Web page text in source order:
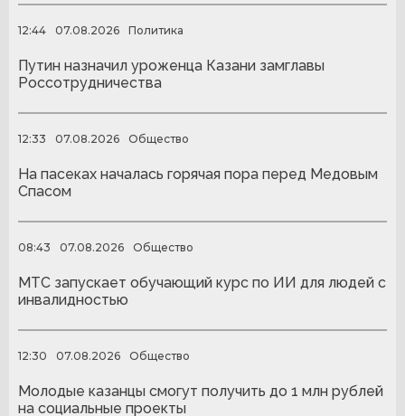
12:44 07.08.2026 Политика
Путин назначил уроженца Казани замглавы
Россотрудничества
12:33 07.08.2026 Общество
На пасеках началась горячая пора перед Медовым
Спасом
08:43 07.08.2026 Общество
МТС запускает обучающий курс по ИИ для людей с
инвалидностью
12:30 07.08.2026 Общество
Молодые казанцы смогут получить до 1 млн рублей
на социальные проекты